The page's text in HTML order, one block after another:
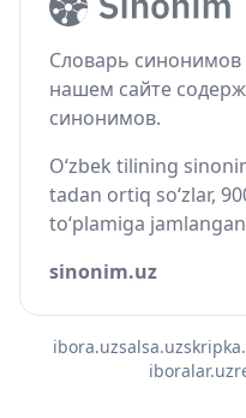
Словарь синонимов
нашем сайте
синонимов.
O‘zbek tilining
tadan ortiq so‘zlar,
to‘plamiga
sinonim.uz
ibora.uzsalsa.uz
iboralar.uz